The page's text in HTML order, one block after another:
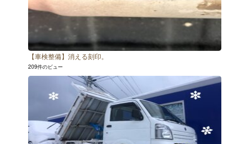
【車検整備】消える刻印。
209件のビュー